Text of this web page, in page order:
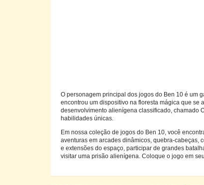
O personagem principal dos jogos do Ben 10 é um
encontrou um dispositivo na floresta mágica que se
desenvolvimento alienígena classificado, chamado
habilidades únicas.
Em nossa coleção de jogos do Ben 10, você
aventuras em arcades dinâmicos, quebra-cabeças,
e extensões do espaço, participar de grandes
visitar uma prisão alienígena. Coloque o jogo em